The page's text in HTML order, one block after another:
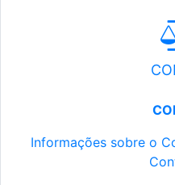
Informações sobre o